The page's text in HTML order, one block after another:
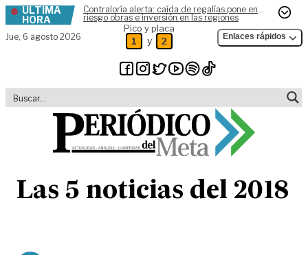
Skip to content
ÚLTIMA
HORA
Contraloría alerta: caída de regalías pone en
riesgo obras e inversión en las regiones
Jue, 6 agosto 2026
Pico y placa
1 y 2 Enlaces rápidos
Las 5 noticias del 2018